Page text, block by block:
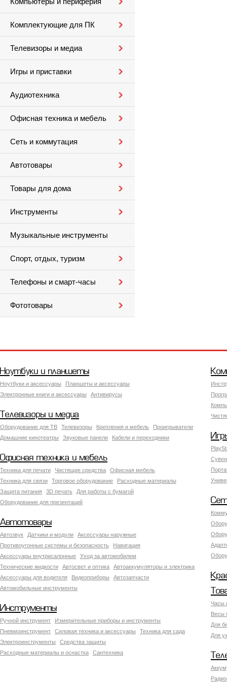
Комплектующие для ПК
Телевизоры и медиа
Игры и приставки
Аудиотехника
Офисная техника и мебель
Сеть и коммутация
Автотовары
Товары для дома
Инструменты
Музыкальные инструменты
Спорт, отдых, туризм
Телефоны и смарт-часы
Фототовары
Ноутбуки и планшеты
Ноутбуки и аксессуары
Планшеты и аксессуары
Электронные книги и аксессуары
Антивирусы
Телевизоры и медиа
Оборудование для ТВ Телевизоры Крепления и мебель
Проигрыватели
Домашние кинотеатры
Звуковые панели Кабели и переходники
Офисная техника и мебель
Техника для печати Чистящие средства
Офисная мебель
Техника для связи
Торговое оборудование
Расходные материалы
Защита питания
3D печать
Для работы с бумагой
Оборудование для презентаций
Автотовары
Автозвук Датчики и модули
Аксессуары наружные
Противоугонные системы и безопасность
Навигация
Аксесcуары внутрисалонные
Уход за автомобилем
Технические жидкости
Автосвет и оптика
Автоаккумуляторы и электрика
Аксессуары для водителя
Видеоприборы
Автозапчасти
Автомобильные инструменты
Часы
Весы
Для
Для
Инструменты
Ручной инструмент
Измерительные приборы и инструменты
Пневмоинструмент
Силовая техника и аксессуары
Техника для сада
Электроинструменты
Средства защиты
Расходные материалы и оснастка
Сантехника